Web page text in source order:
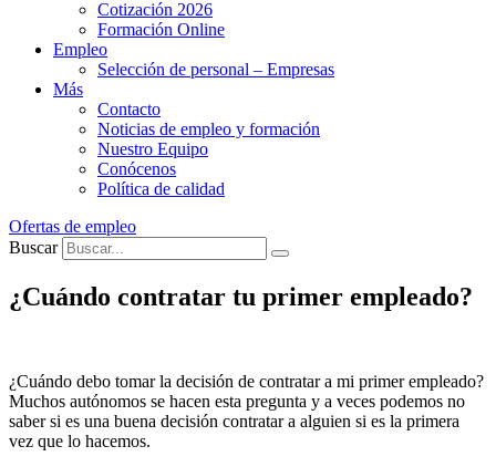
Cotización 2026
Formación Online
Empleo
Selección de personal – Empresas
Más
Contacto
Noticias de empleo y formación
Nuestro Equipo
Conócenos
Política de calidad
Ofertas de empleo
Buscar
¿Cuándo contratar tu primer empleado?
¿Cuándo debo tomar la decisión de contratar a mi primer empleado?
Muchos autónomos se hacen esta pregunta y a veces podemos no
saber si es una buena decisión contratar a alguien si es la primera
vez que lo hacemos.